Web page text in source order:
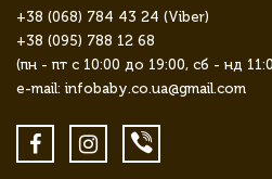
+38 (068) 784 43 24 (Viber)
+38 (095) 788 12 68
(пн - пт с 10:00 до 19:00, сб - нд
e-mail: infobaby.co.ua@gmail.com